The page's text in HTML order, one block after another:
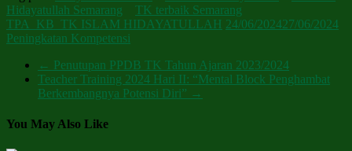
Hidayatullah Semarang
TK terbaik Semarang
TPA_KB_TK ISLAM HIDAYATULLAH 24/06/202427/06/2024
Peningkatan Kompetensi
← Penutupan PPDB TK Tahun Ajaran 2023/2024
Teacher Training 2024 Hari II: “Mental Block Penghambat
Berkembangnya Potensi Diri” →
You May Also Like